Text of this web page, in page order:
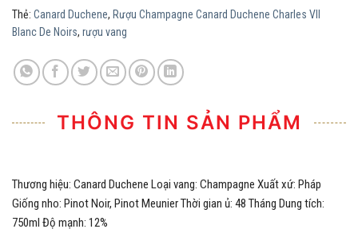
Thẻ: Canard Duchene, Rượu Champagne Canard Duchene Charles VII
Blanc De Noirs, rượu vang
THÔNG TIN SẢN PHẨM
Thương hiệu: Canard Duchene Loại vang: Champagne Xuất xứ: Pháp
Giống nho: Pinot Noir, Pinot Meunier Thời gian ủ: 48 Tháng Dung tích:
750ml Độ mạnh: 12%